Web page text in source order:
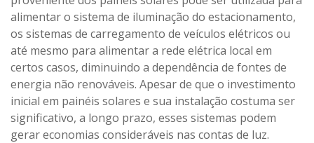
alimentar o sistema de iluminação do estacionamento,
os sistemas de carregamento de veículos elétricos ou
até mesmo para alimentar a rede elétrica local em
certos casos, diminuindo a dependência de fontes de
energia não renováveis. Apesar de que o investimento
inicial em painéis solares e sua instalação costuma ser
significativo, a longo prazo, esses sistemas podem
gerar economias consideráveis nas contas de luz.